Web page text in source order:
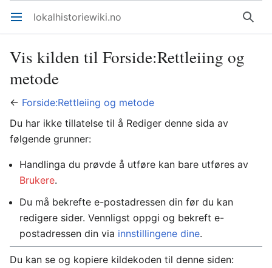
Åpne hovedmenyen lokalhistoriewiki.no Søk
Vis kilden til Forside:Rettleiing og
metode
← Forside:Rettleiing og metode
Du har ikke tillatelse til å Rediger denne sida av
følgende grunner:
Handlinga du prøvde å utføre kan bare utføres av
Brukere.
Du må bekrefte e-postadressen din før du kan
redigere sider. Vennligst oppgi og bekreft e-
postadressen din via innstillingene dine.
Du kan se og kopiere kildekoden til denne siden: